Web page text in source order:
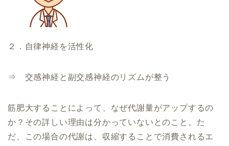
２．自律神経を活性化
⇒ 交感神経と副交感神経のリズムが整う
筋肥大することによって、なぜ代謝量がアップするの
か？その詳しい理由は分かっていないとのこと。た
だ、この場合の代謝は、収縮することで消費されるエ